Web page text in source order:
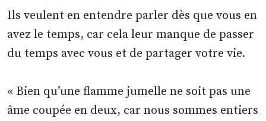
Ils veulent en entendre parler dès que vous en
avez le temps, car cela leur manque de passer
du temps avec vous et de partager votre vie.
« Bien qu’une flamme jumelle ne soit pas une
âme coupée en deux, car nous sommes entiers